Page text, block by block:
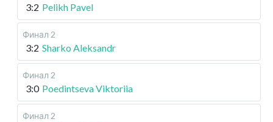
3:2 Pelikh Pavel
Финал 2
3:2 Sharko Aleksandr
Финал 2
3:0 Poedintseva Viktoriia
Финал 2